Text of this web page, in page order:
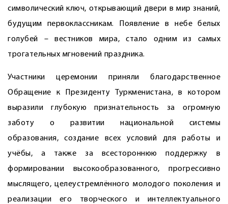
символический ключ, открывающий двери в мир знаний,
будущим первоклассникам. Появление в небе белых
голубей – вестников мира, стало одним из самых
трогательных мгновений праздника.
Участники церемонии приняли благодарственное
Обращение к Президенту Туркменистана, в котором
выразили глубокую признательность за огромную
заботу о развитии национальной системы
образования, создание всех условий для работы и
учёбы, а также за всестороннюю поддержку в
формировании высокообразованного, прогрессивно
мыслящего, целеустремлённого молодого поколения и
реализации его творческого и интеллектуального